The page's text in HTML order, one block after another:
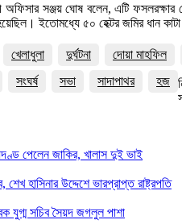
অফিসার সঞ্জয় ঘোষ বলেন, এটি
ইতোমধ্যে ৫০ হেক্টর জমির ধান
খেলাধুলা দুর্ঘটনা দোয়া মাহফিল
সংঘর্ষ সভা সাদাপাথর হজ
পেলেন জাকির, খালাস দুই ভাই
হাসিনার উদ্দেশে ভারপ্রাপ্ত রাষ্ট্রপতি
যুগ্ম সচিব সৈয়দ জগলুল পাশা